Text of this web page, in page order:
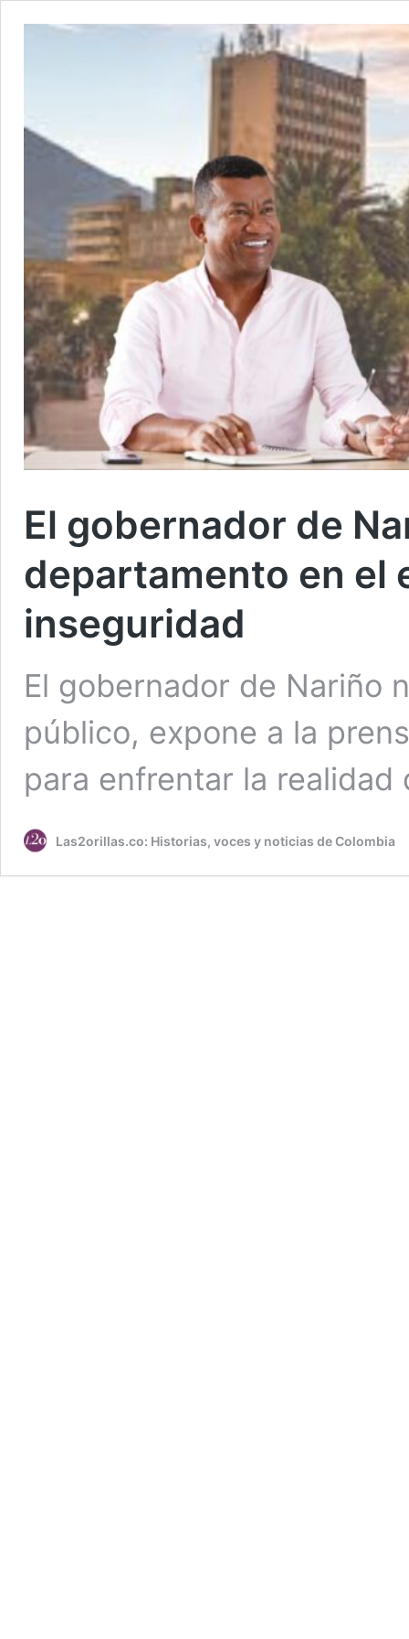
El gobernador de
departamento en el
inseguridad
El gobernador de Nariño
público, expone a la
para enfrentar la
Las2orillas.co: Historias, voces y noticias de Colombia